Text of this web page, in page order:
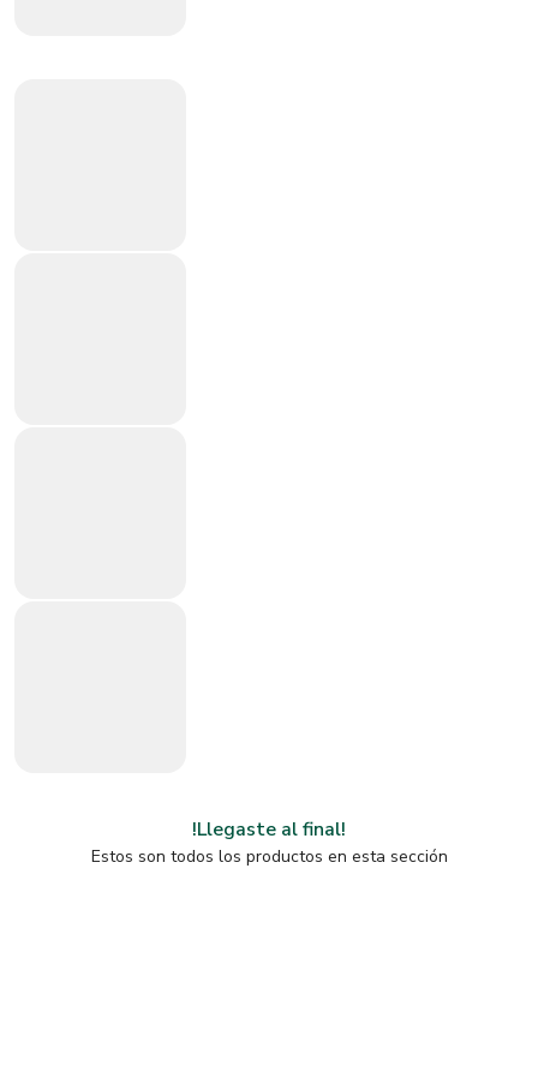
!Llegaste al final!
Estos son todos los productos en esta sección